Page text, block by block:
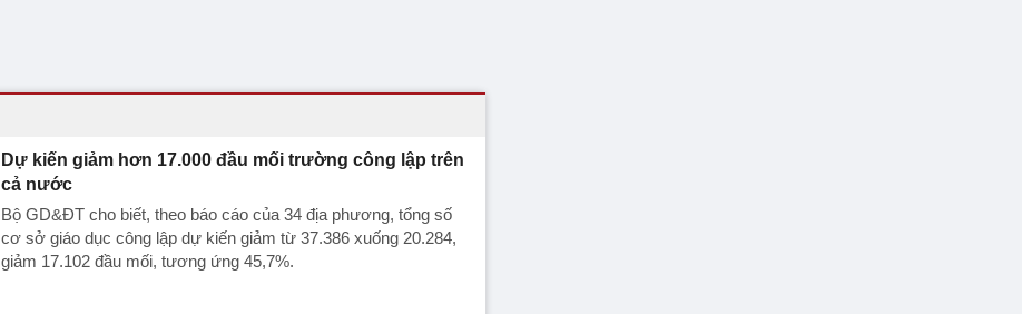
Dự kiến giảm hơn 17.000 đầu mối trường công lập trên
cả nước
Bộ GD&ĐT cho biết, theo báo cáo của 34 địa phương, tổng số
cơ sở giáo dục công lập dự kiến giảm từ 37.386 xuống 20.284,
giảm 17.102 đầu mối, tương ứng 45,7%.